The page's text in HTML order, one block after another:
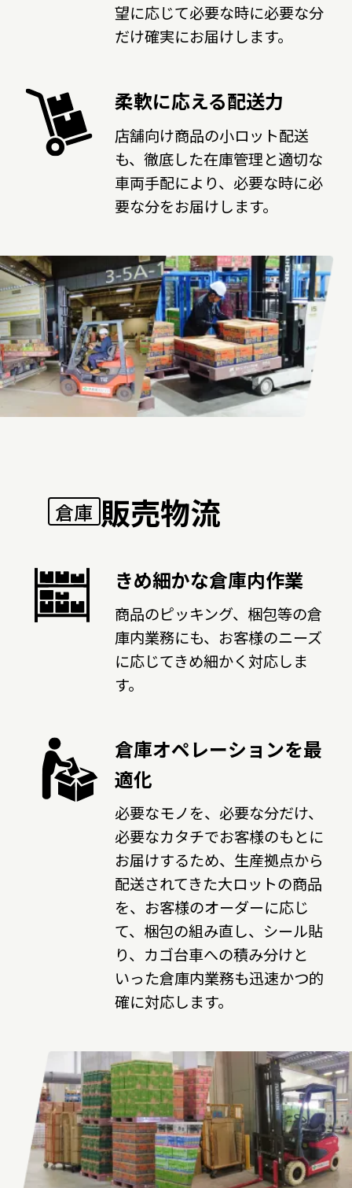
望に応じて必要な時に必要な分
だけ確実にお届けします。
柔軟に応える配送力
店舗向け商品の小ロット配送
も、徹底した在庫管理と適切な
車両手配により、必要な時に必
要な分をお届けします。
倉庫 販売物流
きめ細かな倉庫内作業
商品のピッキング、梱包等の倉
庫内業務にも、お客様のニーズ
に応じてきめ細かく対応しま
す。
倉庫オペレーションを最
適化
必要なモノを、必要な分だけ、
必要なカタチでお客様のもとに
お届けするため、生産拠点から
配送されてきた大ロットの商品
を、お客様のオーダーに応じ
て、梱包の組み直し、シール貼
り、カゴ台車への積み分けと
いった倉庫内業務も迅速かつ的
確に対応します。